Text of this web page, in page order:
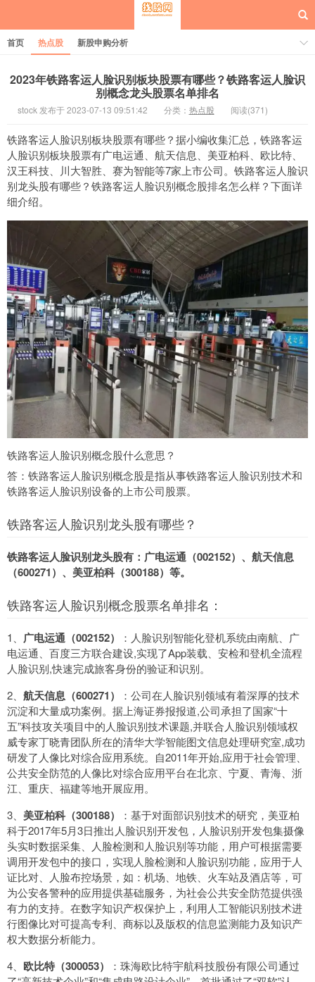
每日概念股
首页 热点股 新股申购分析
2023年铁路客运人脸识别板块股票有哪些？铁路客运人脸识
别概念龙头股票名单排名
stock 发布于 2023-07-13 09:51:42 分类： 热点股 阅读(371)
铁路客运人脸识别板块股票有哪些？据小编收集汇总，铁路客运
人脸识别板块股票有广电运通、航天信息、美亚柏科、欧比特、
汉王科技、川大智胜、赛为智能等7家上市公司。铁路客运人脸识
别龙头股有哪些？铁路客运人脸识别概念股排名怎么样？下面详
细介绍。
铁路客运人脸识别概念股什么意思？
答：铁路客运人脸识别概念股是指从事铁路客运人脸识别技术和
铁路客运人脸识别设备的上市公司股票。
铁路客运人脸识别龙头股有哪些？
铁路客运人脸识别龙头股有：广电运通（002152）、航天信息
（600271）、美亚柏科（300188）等。
铁路客运人脸识别概念股票名单排名：
1、 广电运通（002152）
：人脸识别智能化登机系统由南航、广
电运通、百度三方联合建设,实现了App装载、安检和登机全流程
人脸识别,快速完成旅客身份的验证和识别。
2、 航天信息（600271）
：公司在人脸识别领域有着深厚的技术
沉淀和大量成功案例。据上海证券报报道,公司承担了国家“十
五”科技攻关项目中的人脸识别技术课题,并联合人脸识别领域权
威专家丁晓青团队所在的清华大学智能图文信息处理研究室,成功
研发了人像比对综合应用系统。自2011年开始,应用于社会管理、
公共安全防范的人像比对综合应用平台在北京、宁夏、青海、浙
江、重庆、福建等地开展应用。
3、 美亚柏科（300188）
：基于对面部识别技术的研究，美亚柏
科于2017年5月3日推出人脸识别开发包，人脸识别开发包集摄像
头实时数据采集、人脸检测和人脸识别等功能，用户可根据需要
调用开发包中的接口，实现人脸检测和人脸识别功能，应用于人
证比对、人脸布控场景，如：机场、地铁、火车站及酒店等，可
为公安各警种的应用提供基础服务，为社会公共安全防范提供强
有力的支持。在数字知识产权保护上，利用人工智能识别技术进
行图像比对可提高专利、商标以及版权的信息监测能力及知识产
权大数据分析能力。
4、 欧比特（300053）
：珠海欧比特宇航科技股份有限公司通过